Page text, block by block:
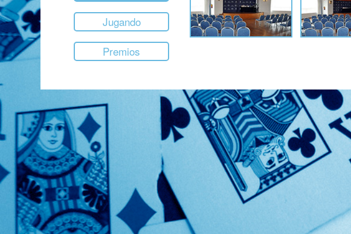
Jugando
Premios